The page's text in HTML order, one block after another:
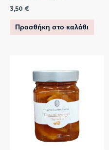
3,50 €
Προσθήκη στο καλάθι